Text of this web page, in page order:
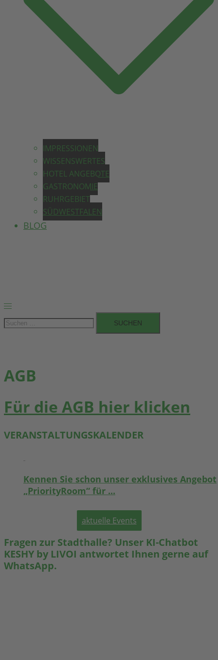
IMPRESSIONEN
WISSENSWERTES
HOTEL ANGEBOTE
GASTRONOMIE
RUHRGEBIET
SÜDWESTFALEN
BLOG
Menü
umschalten
Suchen
nach:
AGB
Für die AGB hier klicken
VERANSTALTUNGSKALENDER
Kennen Sie schon unser exklusives Angebot
„PriorityRoom“ für ...
aktuelle Events
Fragen zur Stadthalle? Unser KI-Chatbot
KESHY by LIVOI antwortet Ihnen gerne auf
WhatsApp.